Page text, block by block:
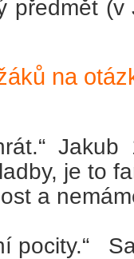
předmět
na
Jakub
je to
a
pocity.“